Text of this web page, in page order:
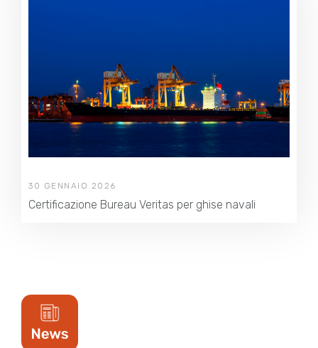
30 GENNAIO 2026
Certificazione Bureau Veritas per ghise navali